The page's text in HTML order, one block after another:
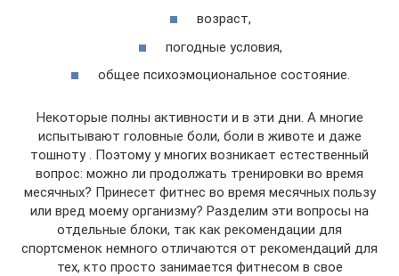
возраст,
погодные условия,
общее психоэмоциональное состояние.
Некоторые полны активности и в эти дни. А многие
испытывают головные боли, боли в животе и даже
тошноту . Поэтому у многих возникает естественный
вопрос: можно ли продолжать тренировки во время
месячных? Принесет фитнес во время месячных пользу
или вред моему организму? Разделим эти вопросы на
отдельные блоки, так как рекомендации для
спортсменок немного отличаются от рекомендаций для
тех, кто просто занимается фитнесом в свое